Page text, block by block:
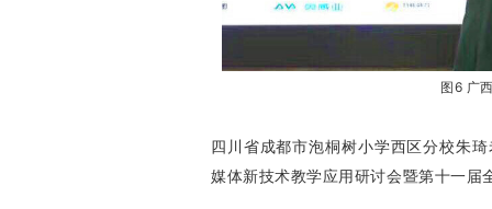
图6 广
四川省成都市泡桐树小学西区分校朱
媒体新技术教学应用研讨会暨第十一届